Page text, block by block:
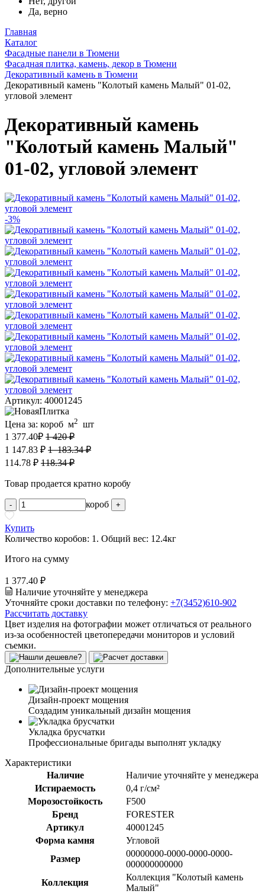
Да, верно
Главная
Каталог
Фасадные панели в Тюмени
Фасадная плитка, камень, декор в Тюмени
Декоративный камень в Тюмени
Декоративный камень "Колотый камень Малый" 01-02,
угловой элемент
Декоративный камень
"Колотый камень Малый"
01-02, угловой элемент
-3%
Артикул: 40001245
Цена за: короб м2 шт
1 377.40₽ 1 420 ₽
1 147.83 ₽ 1 183.34 ₽
114.78 ₽ 118.34 ₽
Товар продается кратно коробу
- короб +
Купить
Количество коробов: 1 . Общий вес: 12.4кг
Итого на сумму
1 377.40 ₽
Наличие уточняйте у менеджера
Уточняйте сроки доставки по телефону: +7(3452)610-902
Рассчитать доставку
Цвет изделия на фотографии может отличаться от реального
из-за особенностей цветопередачи мониторов и условий
съемки.
Дополнительные услуги
Дизайн-проект мощения
Создадим уникальный дизайн мощения
Укладка брусчатки
Профессиональные бригады выполнят укладку
Характеристики
Наличие
Наличие уточняйте у менеджера
Истираемость
0,4 г/см²
Морозостойкость
F500
Бренд
FORESTER
Артикул
40001245
Форма камня
Угловой
Размер
00000000-0000-0000-0000-
000000000000
Коллекция
Коллекция "Колотый камень
Малый"